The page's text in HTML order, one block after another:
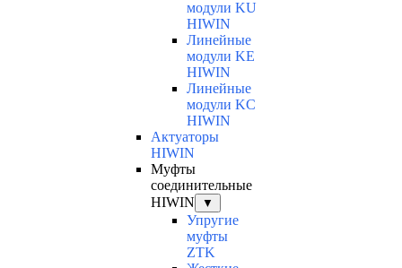
модули KU
HIWIN
Линейные
модули KE
HIWIN
Линейные
модули KC
HIWIN
Актуаторы
HIWIN
Муфты
соединительные
HIWIN
▼
Упругие
муфты
ZTK